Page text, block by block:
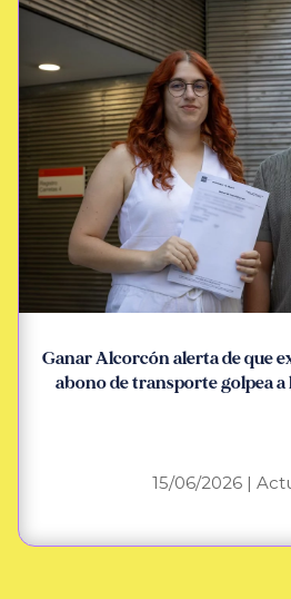
Ganar Alcorcón alerta de que
abono de transporte golpea a
15/06/2026|